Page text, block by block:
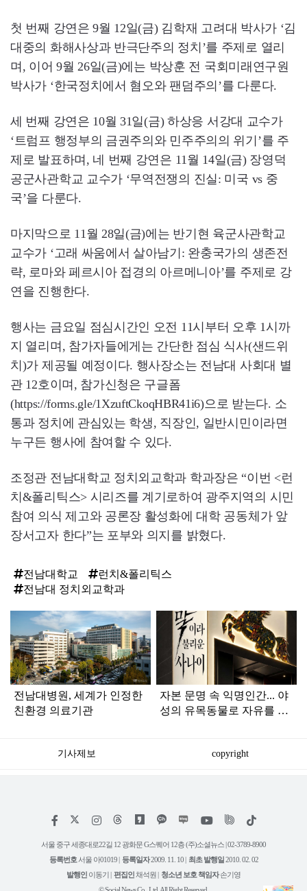
첫 번째 강연은 9월 12일(금) 김학재 고려대 박사가 ‘김
대중의 화해사상과 반극단주의 정치’를 주제로 열리
며, 이어 9월 26일(금)에는 박상훈 전 국회미래연구원
박사가 ‘한국정치에서 혐오와 팬덤주의’를 다룬다.
세 번째 강연은 10월 31일(금) 하상응 서강대 교수가
‘트럼프 행정부의 금권주의와 민주주의의 위기’를 주
제로 발표하며, 네 번째 강연은 11월 14일(금) 장영덕
공군사관학교 교수가 ‘무역전쟁의 진실: 미국 vs 중
국’을 다룬다.
마지막으로 11월 28일(금)에는 반기현 육군사관학교
교수가 ‘고래 싸움에서 살아남기: 완충국가의 생존전
략, 로마와 페르시아 접경의 아르메니아’를 주제로 강
연을 진행한다.
행사는 금요일 점심시간인 오전 11시부터 오후 1시까
지 열리며, 참가자들에게는 간단한 점심 식사(샌드위
치)가 제공될 예정이다. 행사장소는 전남대 사회대 별
관 12호이며, 참가신청은 구글폼
(https://forms.gle/1XzuftCkoqHBR41i6)으로 받는다. 소
통과 정치에 관심있는 학생, 직장인, 일반시민이라면
누구든 행사에 참여할 수 있다.
조정관 전남대학교 정치외교학과 학과장은 “이번 <런
치&폴리틱스> 시리즈를 계기로하여 광주지역의 시민
참여 의식 제고와 공론장 활성화에 대학 공동체가 앞
장서고자 한다”는 포부와 의지를 밝혔다.
전남대학교
런치&폴리틱스
전남대 정치외교학과
라
인
전남대병원, 세계가 인정한
친환경 의료기관
자본 문명 속 익명인간... 야
성의 유목동물로 자유를 그
기사제보 copyright
페
스
인
타
램
위
트
유
튜
틱
서울 중구 세종대로22길 12 광화문 G스퀘어 12층 (주)소셜뉴스 | 02-3789-8900
등록번호 서울 아01019 | 등록일자2009. 11. 10 | 최초 발행일 2010. 02. 02
발행인 이동기 | 편집인 채석원 | 청소년 보호 책임자손기영